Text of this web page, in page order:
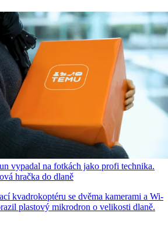
vypadal na fotkách jako profi technika.
hračka do dlaně
kvadrokoptéru se dvěma kamerami a Wi-
plastový mikrodron o velikosti dlaně.